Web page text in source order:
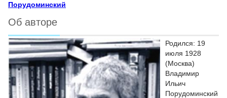
Порудоминский
Об авторе
Родился: 19
июля 1928
(Москва)
Владимир
Ильич
Порудоминский